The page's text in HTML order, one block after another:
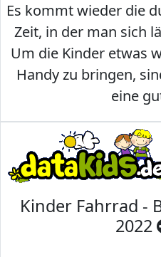
Es kommt wieder die
Zeit, in der man sich
Um die Kinder etwas
Handy zu bringen,
eine
Kinder Fahrrad -
2022